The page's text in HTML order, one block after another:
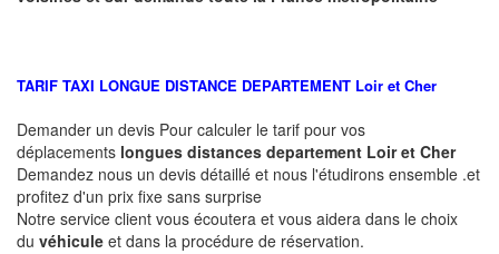
TARIF TAXI LONGUE DISTANCE DEPARTEMENT Loir et Cher
Demander un devis Pour calculer le tarif pour vos
déplacements longues distances departement Loir et Cher
Demandez nous un devis détaillé et nous l'étudirons ensemble .et
profitez d'un prix fixe sans surprise
Notre service client vous écoutera et vous aidera dans le choix
du véhicule et dans la procédure de réservation.